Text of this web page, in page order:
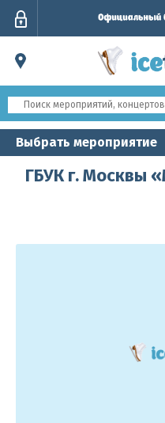
Выбрать мероприятие
ГБУК г. Москвы